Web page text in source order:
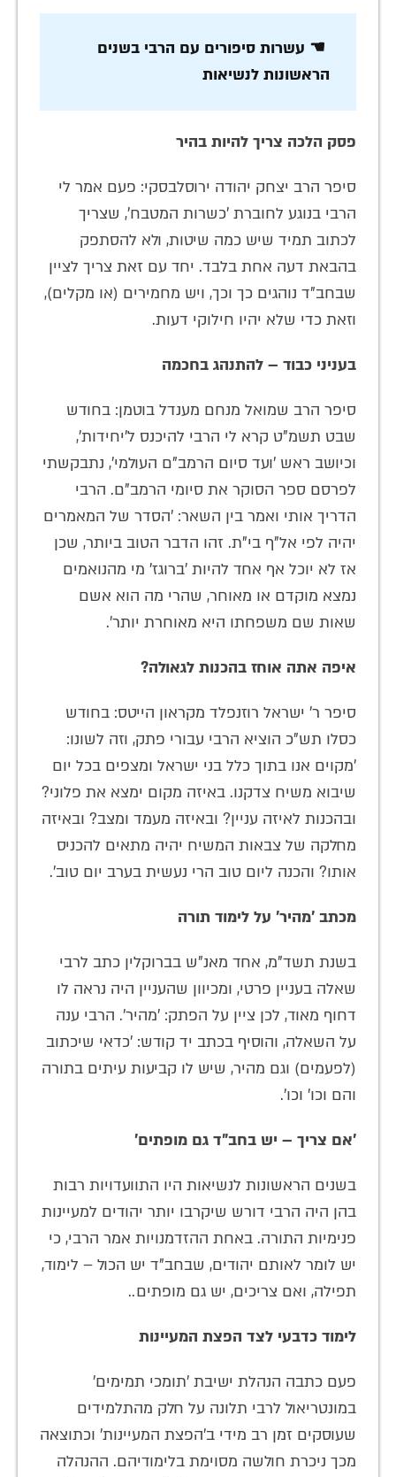
☚ עשרות סיפורים עם הרבי בשנים
הראשונות לנשיאות
פסק הלכה צריך להיות בהיר
סיפר הרב יצחק יהודה ירוסלבסקי: פעם אמר לי
הרבי בנוגע לחוברת 'כשרות המטבח', שצריך
לכתוב תמיד שיש כמה שיטות, ולא להסתפק
בהבאת דעה אחת בלבד. יחד עם זאת צריך לציין
שבחב"ד נוהגים כך וכך, ויש מחמירים (או מקלים),
וזאת כדי שלא יהיו חילוקי דעות.
בעניני כבוד – להתנהג בחכמה
סיפר הרב שמואל מנחם מענדל בוטמן: בחודש
שבט תשמ"ט קרא לי הרבי להיכנס ל'יחידות',
וכיושב ראש 'ועד סיום הרמב"ם העולמי', נתבקשתי
לפרסם ספר הסוקר את סיומי הרמב"ם. הרבי
הדריך אותי ואמר בין השאר: 'הסדר של המאמרים
יהיה לפי אל"ף בי"ת. זהו הדבר הטוב ביותר, שכן
אז לא יוכל אף אחד להיות 'ברוגז' מי מהנואמים
נמצא מוקדם או מאוחר, שהרי מה הוא אשם
שאות שם משפחתו היא מאוחרת יותר'.
איפה אתה אוחז בהכנות לגאולה?
סיפר ר' ישראל רוזנפלד מקראון הייטס: בחודש
כסלו תש"כ הוציא הרבי עבורי פתק, וזה לשונו:
'מקוים אנו בתוך כלל בני ישראל ומצפים בכל יום
שיבוא משיח צדקנו. באיזה מקום ימצא את פלוני?
ובהכנות לאיזה עניין? ובאיזה מעמד ומצב? ובאיזה
מחלקה של צבאות המשיח יהיה מתאים להכניס
אותו? והכנה ליום טוב הרי נעשית בערב יום טוב'.
מכתב 'מהיר' על לימוד תורה
בשנת תשד"מ, אחד מאנ"ש בברוקלין כתב לרבי
שאלה בעניין פרטי, ומכיוון שהעניין היה נראה לו
דחוף מאוד, לכן ציין על הפתק: 'מהיר'. הרבי ענה
על השאלה, והוסיף בכתב יד קודש: 'כדאי שיכתוב
(לפעמים) וגם מהיר, שיש לו קביעות עיתים בתורה
והם וכו' וכו'.
'אם צריך – יש בחב"ד גם מופתים'
בשנים הראשונות לנשיאות היו התוועדויות רבות
בהן היה הרבי דורש שיקרבו יותר יהודים למעיינות
פנימיות התורה. באחת ההזדמנויות אמר הרבי, כי
יש לומר לאותם יהודים, שבחב"ד יש הכול – לימוד,
תפילה, ואם צריכים, יש גם מופתים..
לימוד כדבעי לצד הפצת המעיינות
פעם כתבה הנהלת ישיבת 'תומכי תמימים'
במונטריאול לרבי תלונה על חלק מהתלמידים
שעוסקים זמן רב מידי ב'הפצת המעיינות' וכתוצאה
מכך ניכרת חולשה מסוימת בלימודיהם. ההנהלה